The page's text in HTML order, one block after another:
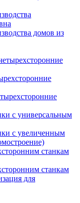
домов из
с универсальным
с увеличенным
станкам
станкам
для